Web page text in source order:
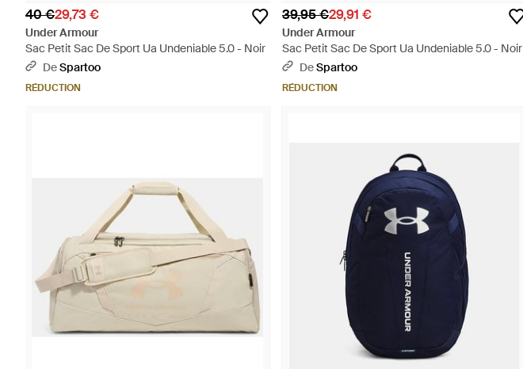
40 €29,73 €
Under Armour
Sac Petit Sac De Sport Ua Undeniable 5.0 - Noir
DeSpartoo
RÉDUCTION
39,95 €29,91 €
Under Armour
Sac Petit Sac De Sport Ua Undeniable 5.0 - Noir
DeSpartoo
RÉDUCTION